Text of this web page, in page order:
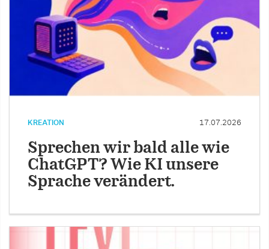
KREATION 17.07.2026
Sprechen wir bald alle wie
ChatGPT? Wie KI unsere
Sprache verändert.